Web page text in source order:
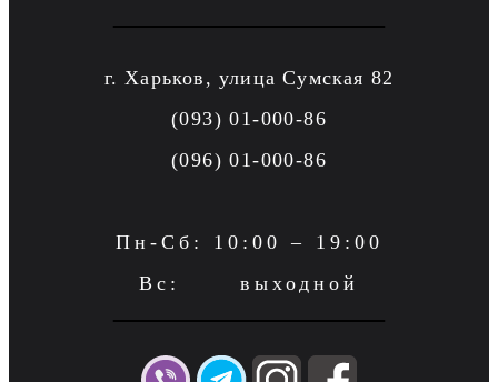
г. Харьков, улица Сумская 82
(093) 01-000-86
(096) 01-000-86
Пн-Сб: 10:00 – 19:00
Вс: выходной